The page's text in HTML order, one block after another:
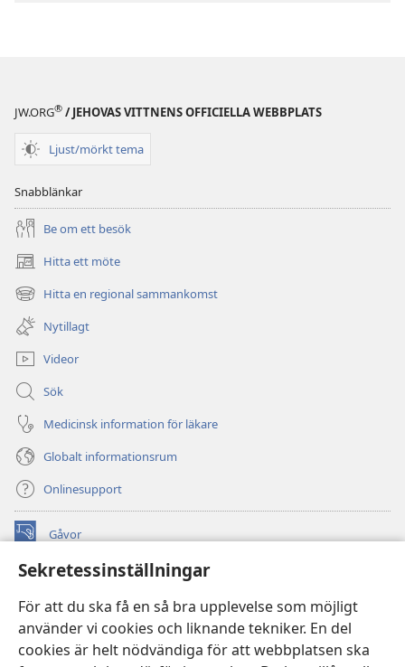
Sekretessinställningar
För att du ska få en så bra upplevelse som möjligt
använder vi cookies och liknande tekniker. En del
cookies är helt nödvändiga för att webbplatsen ska
JW.ORG® / JEHOVAS VITTNENS OFFICIELLA WEBBPLATS
Ljust/mörkt tema
Snabblänkar
Be om ett besök
Hitta ett möte
(öppnar
nytt
fönster)
Hitta en regional sammankomst
(öppnar
nytt
fönster)
Nytillagt
Videor
Sök
Medicinsk information för läkare
Globalt informationsrum
Onlinesupport
Gåvor
(öppnar
fönster) Watchtower ONLINE LIBRARY™
nytt
fönster)JW Hub ®
(öppnar
nytt